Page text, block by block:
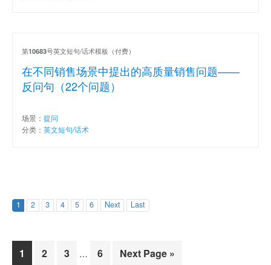
在不同销售场景中提出的高质量销售问题——
反问句（22个问题）
第10683号英文短句/话术模板（付费）
场景： 提问
分类： 英文短句/话术
1 2 3 4 5 6 Next Last
Page
1 Page
2 Page
3 … Page
6 Next Page »